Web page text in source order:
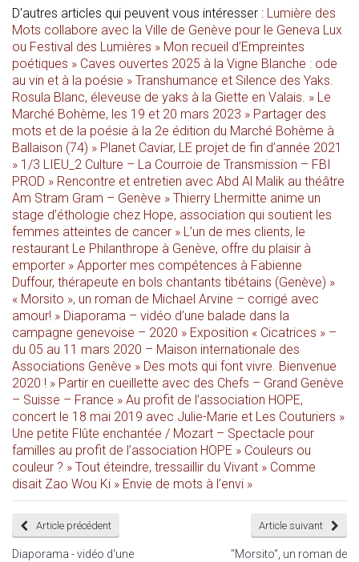
D'autres articles qui peuvent vous intéresser : Lumière des
Mots collabore avec la Ville de Genève pour le Geneva Lux
ou Festival des Lumières » Mon recueil d’Empreintes
poétiques » Caves ouvertes 2025 à la Vigne Blanche : ode
au vin et à la poésie » Transhumance et Silence des Yaks.
Rosula Blanc, éleveuse de yaks à la Giette en Valais. » Le
Marché Bohème, les 19 et 20 mars 2023 » Partager des
mots et de la poésie à la 2e édition du Marché Bohème à
Ballaison (74) » Planet Caviar, LE projet de fin d’année 2021
» 1/3 LIEU_2 Culture – La Courroie de Transmission – FBI
PROD » Rencontre et entretien avec Abd Al Malik au théâtre
Am Stram Gram – Genève » Thierry Lhermitte anime un
stage d’éthologie chez Hope, association qui soutient les
femmes atteintes de cancer » L’un de mes clients, le
restaurant Le Philanthrope à Genève, offre du plaisir à
emporter » Apporter mes compétences à Fabienne
Duffour, thérapeute en bols chantants tibétains (Genève) »
« Morsito », un roman de Michael Arvine – corrigé avec
amour! » Diaporama – vidéo d’une balade dans la
campagne genevoise – 2020 » Exposition « Cicatrices » –
du 05 au 11 mars 2020 – Maison internationale des
Associations Genève » Des mots qui font vivre. Bienvenue
2020 ! » Partir en cueillette avec des Chefs – Grand Genève
– Suisse – France » Au profit de l’association HOPE,
concert le 18 mai 2019 avec Julie-Marie et Les Couturiers »
Une petite Flûte enchantée / Mozart – Spectacle pour
familles au profit de l’association HOPE » Couleurs ou
couleur ? » Tout éteindre, tressaillir du Vivant » Comme
disait Zao Wou Ki » Envie de mots à l’envi »
Article précédent
Diaporama - vidéo d'une
Article suivant
"Morsito", un roman de